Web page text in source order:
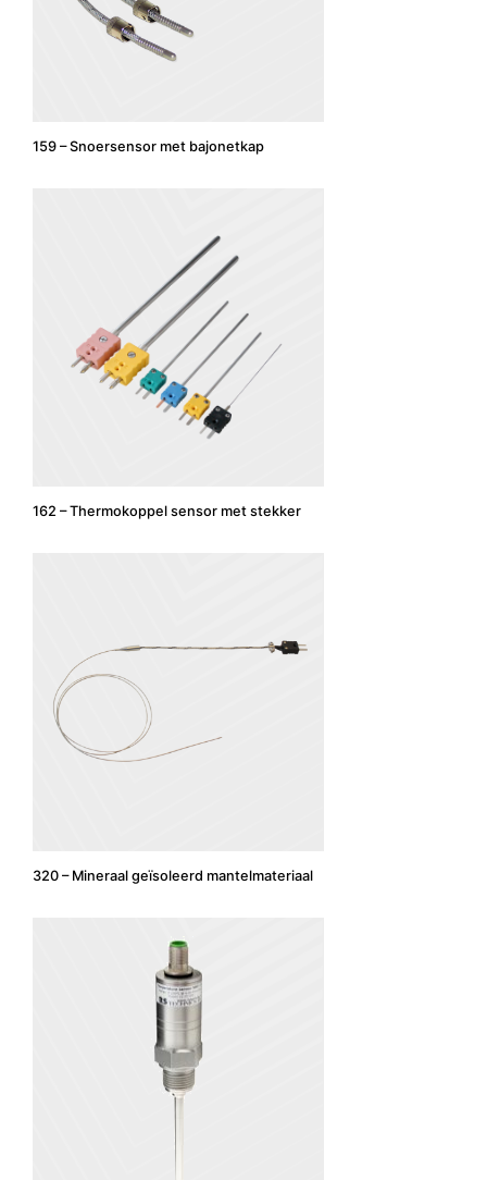
159 – Snoersensor met bajonetkap
162 – Thermokoppel sensor met stekker
320 – Mineraal geïsoleerd mantelmateriaal